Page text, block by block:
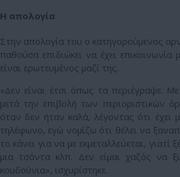
Η απολογία
Στην απολογία του ο κατηγορούμενος
παθούσα επιδιώκει να έχει επικοινωνία
είναι ερωτευμένος μαζί της.
«Δεν είναι έτσι όπως τα περιέγραψε.
μετά την επιβολή των περιοριστικών
όταν δεν ήταν καλά, λέγοντας ότι έχει
τηλέφωνο, εγώ νομίζω ότι θέλει να
το κάνει για να με εκμεταλλεύεται,
μια τσάντα κλπ. Δεν είμαι χαζός
κουδούνια», ισχυρίστηκε.